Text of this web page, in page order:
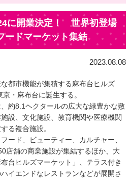
に開業決定！ 世界初登場
ードマーケット集結
2023.08.08
都市機能が集積する麻布台ヒルズ
・麻布台に誕生する。
約8.1ヘクタールの広大な緑豊かな敷
設、文化施設、教育機関や医療機関
る複合施設。
ード、ビューティー、カルチャー、
店舗の商業施設が集結するほか、大
台ヒルズマーケット」、テラス付き
イエンドなレストランなどが展開さ